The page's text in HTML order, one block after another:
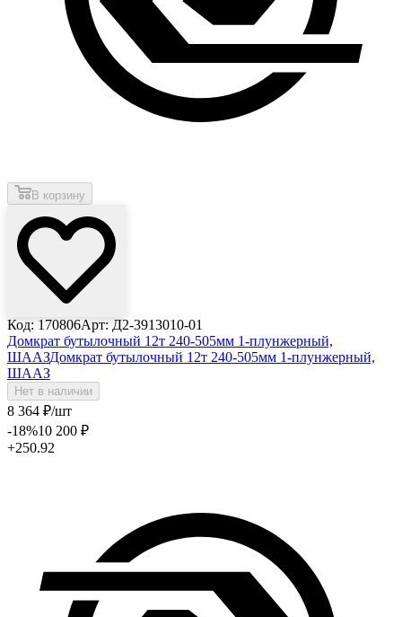
В корзину
Код: 170806Арт: Д2-3913010-01
Домкрат бутылочный 12т 240-505мм 1-плунжерный,
ШААЗДомкрат бутылочный 12т 240-505мм 1-плунжерный,
ШААЗ
Нет в наличии
8 364 ₽/шт
-18%10 200 ₽
+250.92